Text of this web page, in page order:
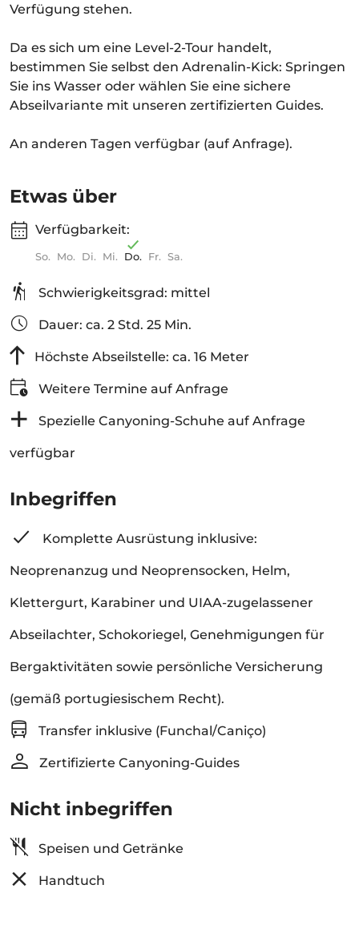
Verfügung stehen.
Da es sich um eine Level-2-Tour handelt,
bestimmen Sie selbst den Adrenalin-Kick: Springen
Sie ins Wasser oder wählen Sie eine sichere
Abseilvariante mit unseren zertifizierten Guides.
An anderen Tagen verfügbar (auf Anfrage).
Etwas über
Verfügbarkeit:
So. Mo. Di. Mi. Do. Fr. Sa.
Schwierigkeitsgrad: mittel
Dauer: ca. 2 Std. 25 Min.
Höchste Abseilstelle: ca. 16 Meter
Weitere Termine auf Anfrage
Spezielle Canyoning-Schuhe auf Anfrage
verfügbar
Inbegriffen
Komplette Ausrüstung inklusive:
Neoprenanzug und Neoprensocken, Helm,
Klettergurt, Karabiner und UIAA-zugelassener
Abseilachter, Schokoriegel, Genehmigungen für
Bergaktivitäten sowie persönliche Versicherung
(gemäß portugiesischem Recht).
Transfer inklusive (Funchal/Caniço)
Zertifizierte Canyoning-Guides
Nicht inbegriffen
Speisen und Getränke
Handtuch